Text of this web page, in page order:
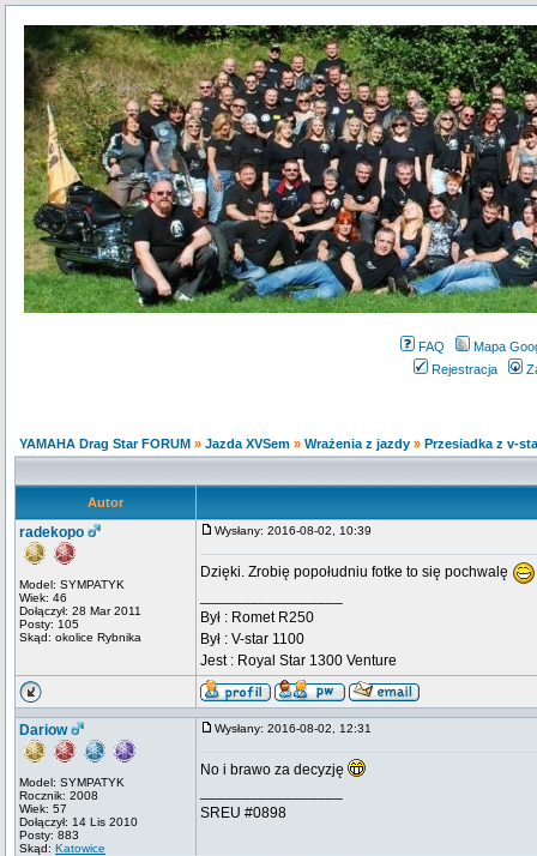
FAQ
Mapa
Rejestracja
YAMAHA Drag Star FORUM » Jazda XVSem » Wrażenia z jazdy » Przesiadka z v-
Autor
radekopo
Model: SYMPATYK
Wiek: 46
Dołączył: 28 Mar 2011
Posty: 105
Skąd: okolice Rybnika
Wysłany: 2016-08-02, 10:39
Dzięki. Zrobię popołudniu fotke to się pochwalę
Był : Romet R250
Był : V-star 1100
Jest : Royal Star 1300 Venture
Dariow
Model: SYMPATYK
Rocznik: 2008
Wiek: 57
Dołączył: 14 Lis 2010
Posty: 883
Skąd: Katowice
Wysłany: 2016-08-02, 12:31
No i brawo za decyzję
SREU #0898